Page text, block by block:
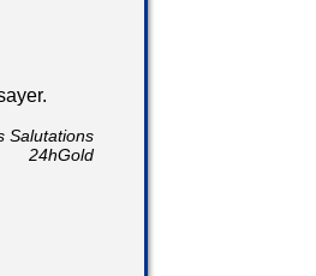
Salutations
24hGold